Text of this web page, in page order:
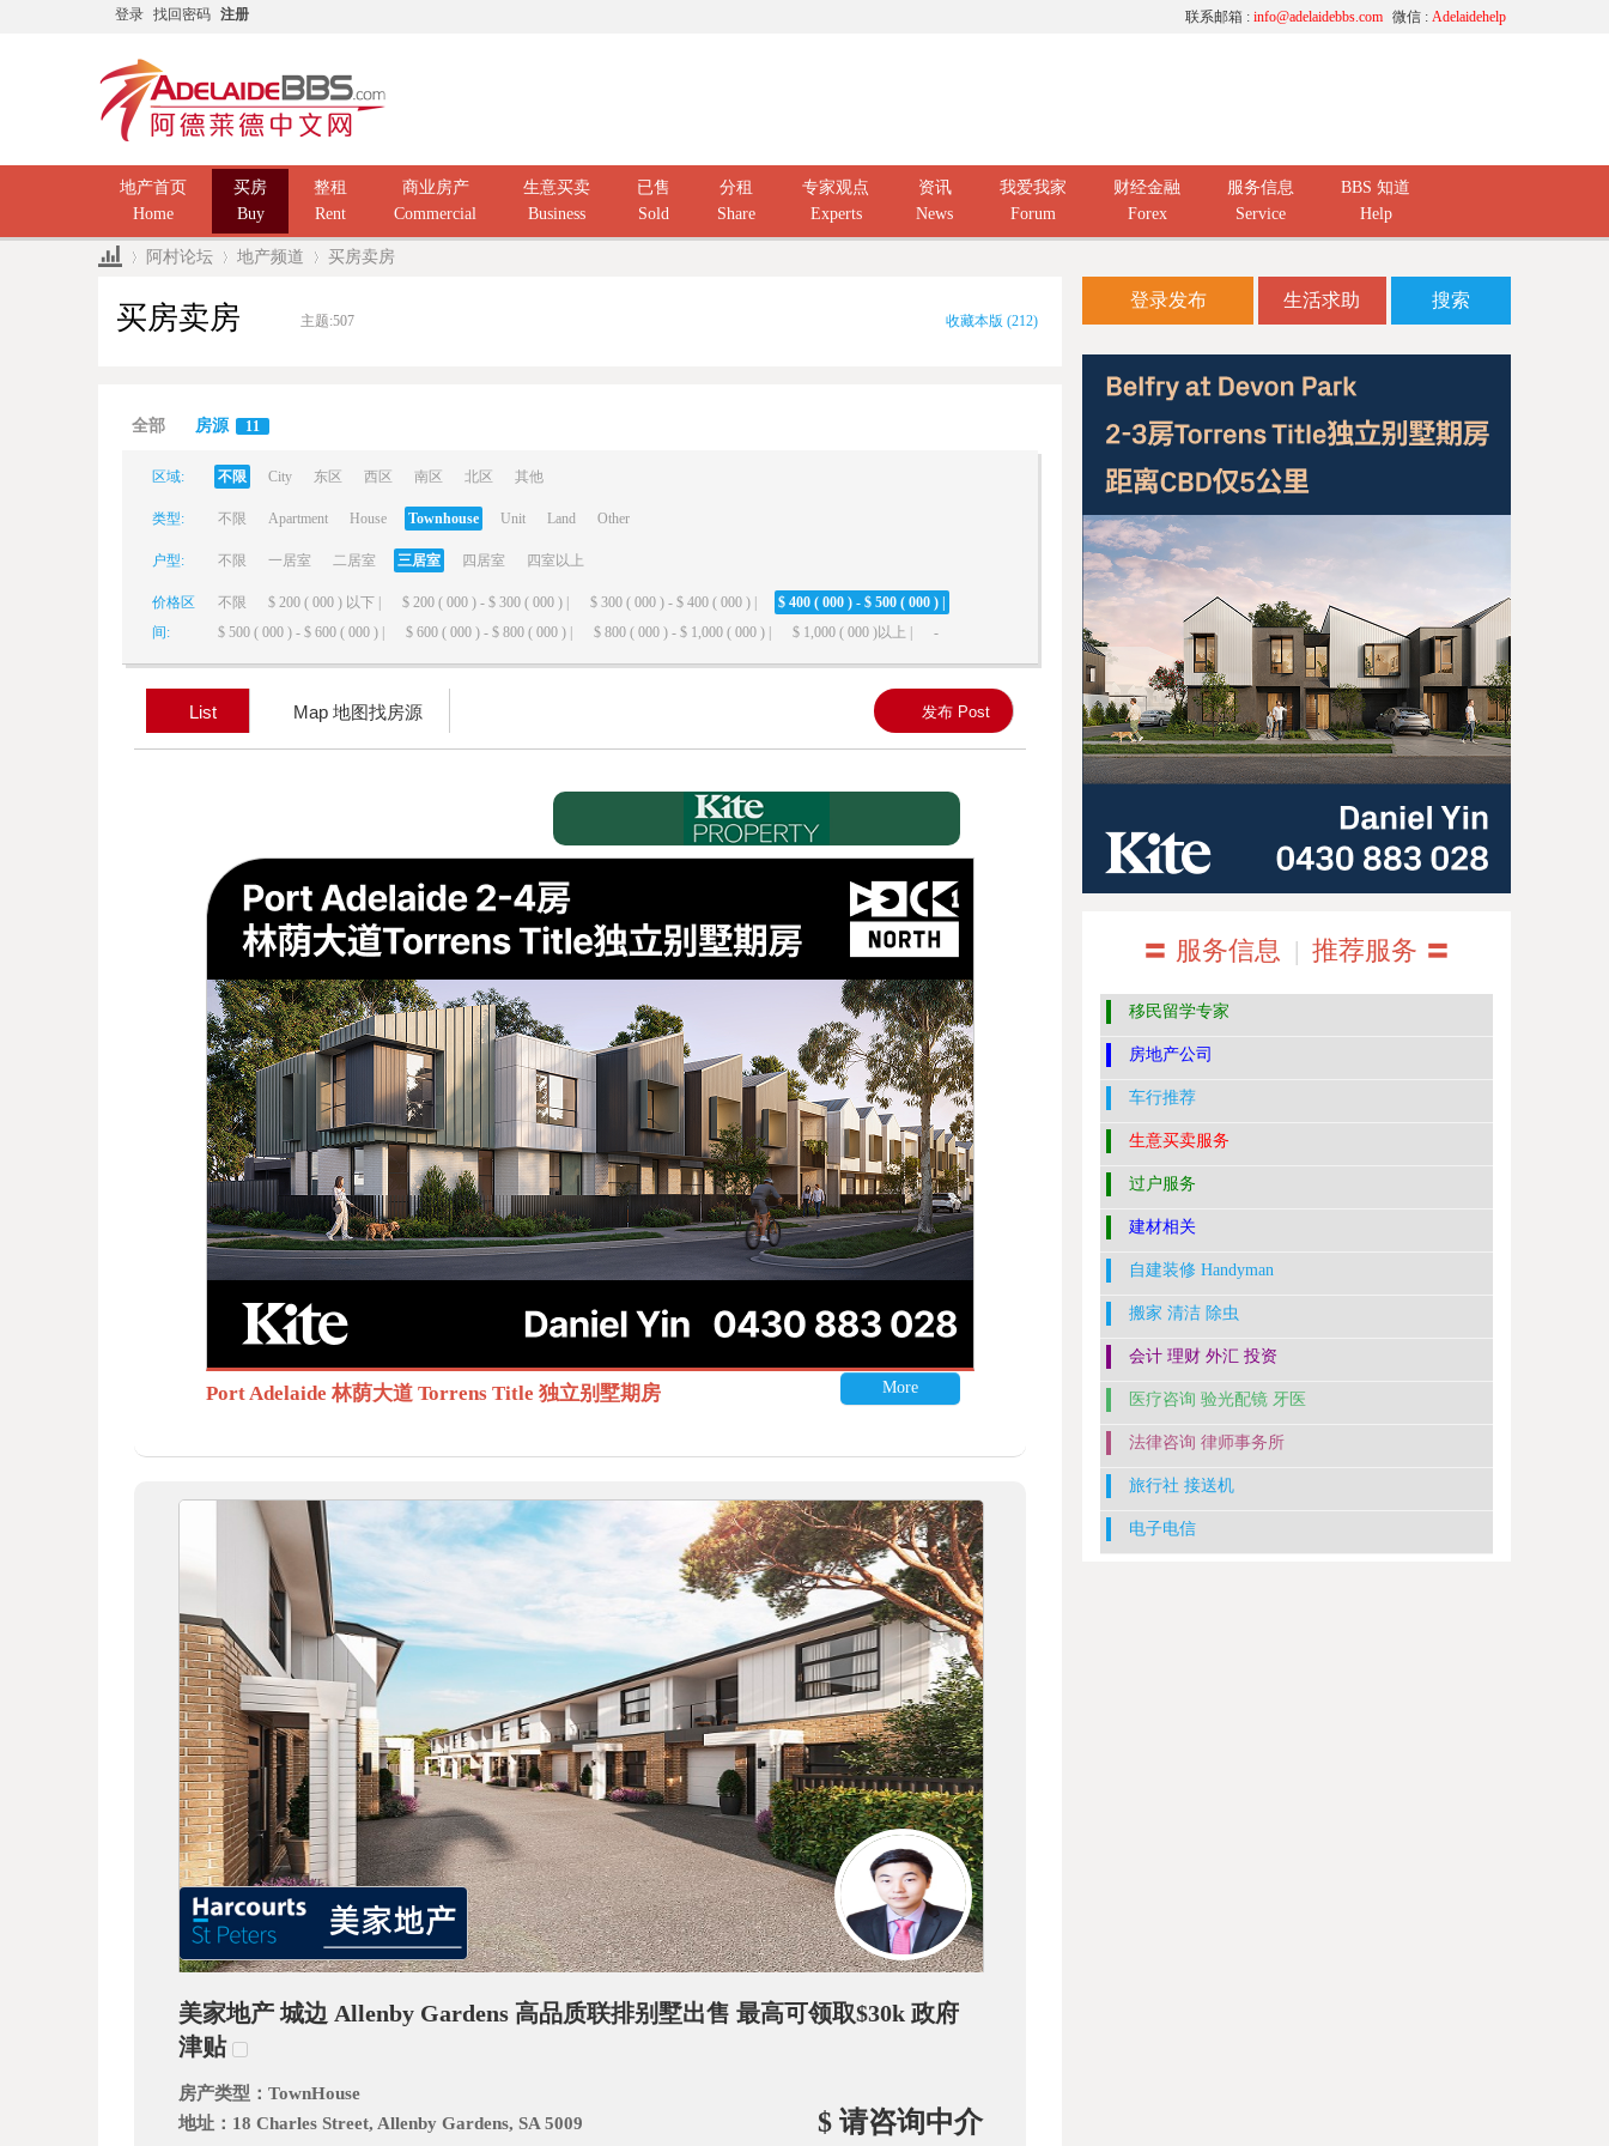
登录 找回密码 注册 微信 : Adelaidehelp
联系邮箱 : info@adelaidebbs.com
地产首页
Home
买房
Buy
整租
Rent
商业房产
Commercial
生意买卖
Business
已售
Sold
分租
Share
专家观点
Experts
资讯
News
我爱我家
Forum
财经金融
Forex
服务信息
Service
BBS 知道
Help
阿村论坛 地产频道 买房卖房
买房卖房 主题:507 收藏本版 (212)
全部 房源 11
区域: 不限 City 东区 西区 南区 北区 其他
类型: 不限 Apartment House Townhouse Unit Land Other
户型: 不限 一居室 二居室 三居室 四居室 四室以上
价格区
间:
不限 $ 200 ( 000 ) 以下 | $ 200 ( 000 ) - $ 300 ( 000 ) | $ 300 ( 000 ) - $ 400 ( 000 ) |
$ 400 ( 000 ) - $ 500 ( 000 ) |
$ 500 ( 000 ) - $ 600 ( 000 ) |
$ 600 ( 000 ) - $ 800 ( 000 ) | $ 800 ( 000 ) - $ 1,000 ( 000 ) | $ 1,000 ( 000 )以上 | -
List Map 地图找房源 发布 Post
Port Adelaide 林荫大道 Torrens Title 独立别墅期房 More
美家地产 城边 Allenby Gardens 高品质联排别墅出售 最高可领取$30k 政府
津贴
房产类型：TownHouse
地址： 18 Charles Street, Allenby Gardens, SA 5009 $ 请咨询中介
登录发布 生活求助 搜索
〓 服务信息 | 推荐服务 〓
移民留学专家
房地产公司
车行推荐
生意买卖服务
过户服务
建材相关
自建装修 Handyman
搬家 清洁 除虫
会计 理财 外汇 投资
医疗咨询 验光配镜 牙医
法律咨询 律师事务所
旅行社 接送机
电子电信